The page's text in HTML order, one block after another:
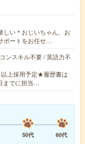
しい＊おじいちゃん、お
ポートをお任せ…
ンスキル不要 / 英語力不
上採用予定★履歴書は
までに担当…
50代
60代